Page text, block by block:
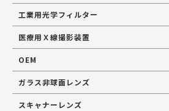
工業用光学フィルター
医療用Ｘ線撮影装置
OEM
ガラス非球面レンズ
スキャナーレンズ